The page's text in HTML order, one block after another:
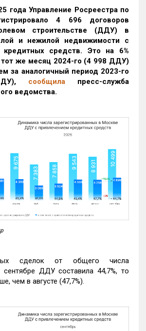
года Управление Росреестра по
4 696 договоров
строительстве (ДДУ) в
и нежилой недвижимости с
кредитных средств. Это на 6%
же месяц 2024-го (4 998 ДДУ)
за аналогичный период 2023-го
, сообщила пресс-служба
ведомства.
сделок от общего числа
ДДУ составила 44,7%, то
чем в августе (47,7%).